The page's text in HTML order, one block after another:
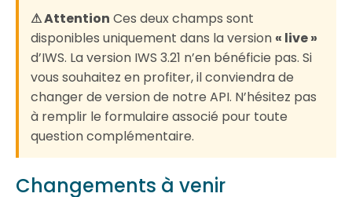
⚠ Attention Ces deux champs sont
disponibles uniquement dans la version « live »
d’IWS. La version IWS 3.21 n’en bénéficie pas. Si
vous souhaitez en profiter, il conviendra de
changer de version de notre API. N’hésitez pas
à remplir le formulaire associé pour toute
question complémentaire.
Changements à venir